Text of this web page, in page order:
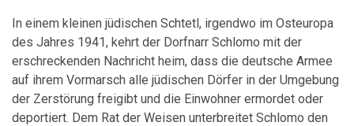
In einem kleinen jüdischen Schtetl, irgendwo im Osteuropa
des Jahres 1941, kehrt der Dorfnarr Schlomo mit der
erschreckenden Nachricht heim, dass die deutsche Armee
auf ihrem Vormarsch alle jüdischen Dörfer in der Umgebung
der Zerstörung freigibt und die Einwohner ermordet oder
deportiert. Dem Rat der Weisen unterbreitet Schlomo den